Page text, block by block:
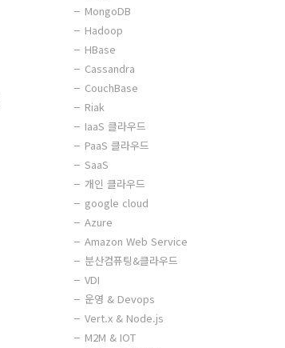
MongoDB
Hadoop
HBase
Cassandra
CouchBase
Riak
IaaS 클라우드
PaaS 클라우드
SaaS
개인 클라우드
google cloud
Azure
Amazon Web Service
분산컴퓨팅&클라우드
VDI
운영 & Devops
Vert.x & Node.js
M2M & IOT